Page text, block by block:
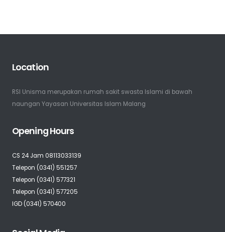
Location
RSI Unisma merupakan rumah sakit swasta Islami di bawah
naungan Yayasan Universitas Islam Malang
Opening Hours
CS 24 Jam 08113033139
Telepon (0341) 551257
Telepon (0341) 577321
Telepon (0341) 577205
IGD (0341) 570400